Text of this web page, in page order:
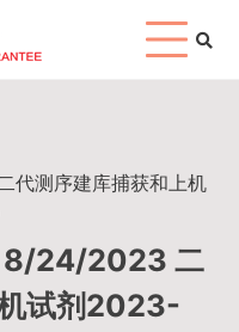
代测序建库捕获和上机
8/24/2023 二
试剂2023-